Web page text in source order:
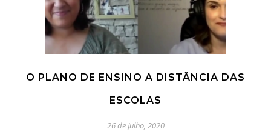
O PLANO DE ENSINO A DISTÂNCIA DAS
ESCOLAS
26 de Julho, 2020